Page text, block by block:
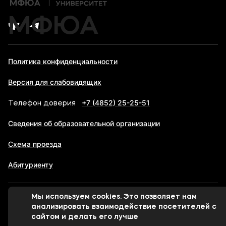
МФЮА
Политика конфиденциальности
Версия для слабовидящих
Телефон доверия +7 (4852) 25-25-51
Сведения об образовательной организации
Схема проезда
Абитуриенту
© 1998-2026 Московский финансово-юридический
университет МФЮА
Мы используем cookies. Это позволяет нам
анализировать взаимодействие посетителей с
сайтом и делать его лучше